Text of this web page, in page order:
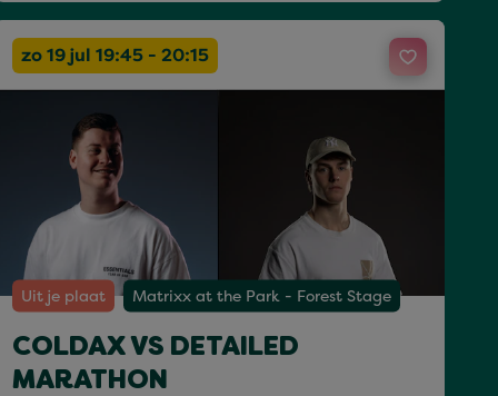
zo 19 jul 19:45 - 20:15
Uit je plaat Matrixx at the Park - Forest Stage
COLDAX VS DETAILED
MARATHON